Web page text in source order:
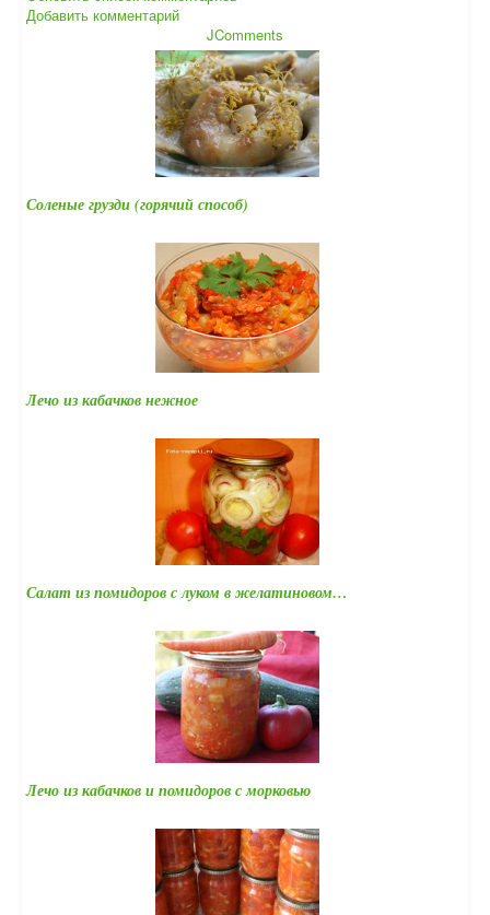
Добавить комментарий
JComments
Соленые грузди (горячий способ)
Лечо из кабачков нежное
Салат из помидоров с луком в желатиновом…
Лечо из кабачков и помидоров с морковью